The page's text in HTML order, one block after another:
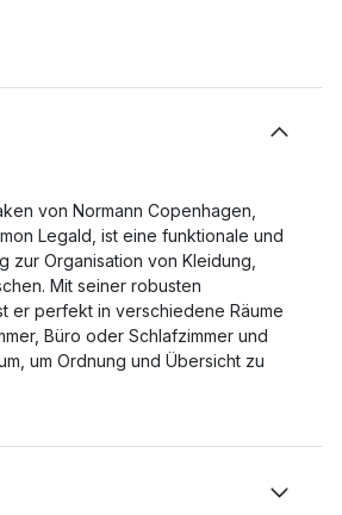
von Normann Copenhagen,
Legald, ist eine funktionale und
zur Organisation von Kleidung,
Mit seiner robusten
er perfekt in verschiedene Räume
Büro oder Schlafzimmer und
um Ordnung und Übersicht zu